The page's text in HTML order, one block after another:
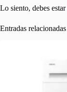
Lo siento, debes estar
Entradas relacionadas